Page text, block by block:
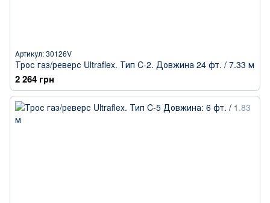
Артикул: 30126V
Трос газ/реверс Ultraflex. Тип C-2. Довжина 24 фт. / 7.33 м
2 264 грн